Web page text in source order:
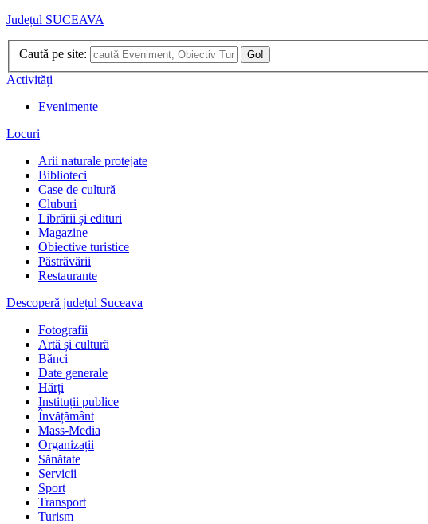
Județul SUCEAVA
Caută pe site: Go!
Activități
Evenimente
Locuri
Arii naturale protejate
Biblioteci
Case de cultură
Cluburi
Librării și edituri
Magazine
Obiective turistice
Păstrăvării
Restaurante
Descoperă județul Suceava
Fotografii
Artă și cultură
Bănci
Date generale
Hărți
Instituții publice
Învățământ
Mass-Media
Organizații
Sănătate
Servicii
Sport
Transport
Turism